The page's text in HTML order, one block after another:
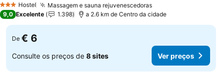
3 EstrelasHostel Massagem e sauna rejuvenescedoras
9,0 Excelente 1.398 a 2.6 km de Centro da cidade
De € 6
Consulte os preços de 8 sites Ver preços